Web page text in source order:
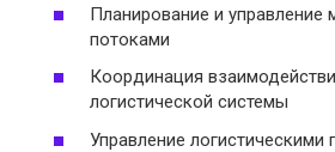
Планирование и управление
потоками
Координация
логистической системы
Управление логистическими